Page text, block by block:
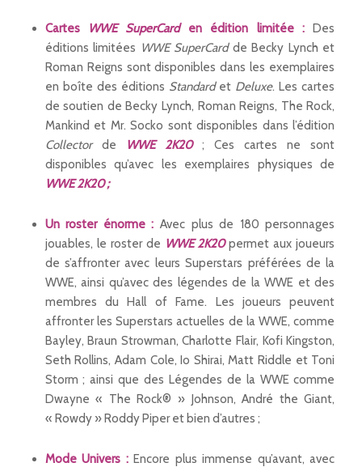
Cartes WWE SuperCard en édition limitée : Des
éditions limitées WWE SuperCardde Becky Lynch et
Roman Reigns sont disponibles dans les exemplaires
en boîte des éditions Standardet Deluxe. Les cartes
de soutien de Becky Lynch, Roman Reigns, The Rock,
Mankind et Mr. Socko sont disponibles dans l’édition
Collectorde WWE 2K20 ; Ces cartes ne sont
disponibles qu’avec les exemplaires physiques de
WWE 2K20 ;
Un roster énorme : Avec plus de 180 personnages
jouables, le roster de WWE 2K20permet aux joueurs
de s’affronter avec leurs Superstars préférées de la
WWE, ainsi qu’avec des légendes de la WWE et des
membres du Hall of Fame. Les joueurs peuvent
affronter les Superstars actuelles de la WWE, comme
Bayley, Braun Strowman, Charlotte Flair, Kofi Kingston,
Seth Rollins, Adam Cole, Io Shirai, Matt Riddle et Toni
Storm ; ainsi que des Légendes de la WWE comme
Dwayne « The Rock® » Johnson, André the Giant,
« Rowdy » Roddy Piper et bien d’autres ;
Mode Univers :Encore plus immense qu’avant, avec